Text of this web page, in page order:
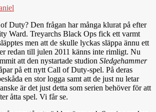
Duty? Den frågan har många klurat på efter
Ward. Treyarchs Black Ops fick ett varmt
men att de skulle lyckas släppa ännu ett
redan till julen 2011 känns inte rimligt. Nu
att den nystartade studion Sledgehammer
på ett nytt Call of Duty-spel. På deras
en stor logga samt att de just nu letar
är det just detta som serien behöver för att
åtta spel. Vi får se.